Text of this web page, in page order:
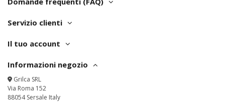
Servizio clienti
Il tuo account
Informazioni negozio
Grilca SRL
Via Roma 152
88054 Sersale Italy